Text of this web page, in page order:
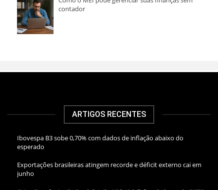
contador
ARTIGOS RECENTES
Ibovespa B3 sobe 0,70% com dados de inflação abaixo do
esperado
Exportações brasileiras atingem recorde e déficit externo cai em
junho